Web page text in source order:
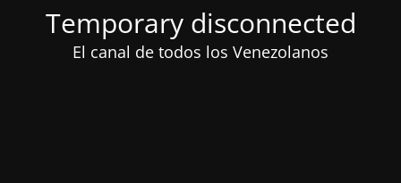
Temporary disconnected
El canal de todos los Venezolanos